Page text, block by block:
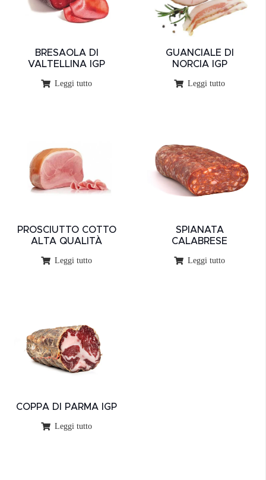
BRESAOLA DI
VALTELLINA IGP
Leggi tutto
GUANCIALE DI
NORCIA IGP
Leggi tutto
PROSCIUTTO COTTO
ALTA QUALITÀ
Leggi tutto
SPIANATA
CALABRESE
Leggi tutto
COPPA DI PARMA IGP
Leggi tutto